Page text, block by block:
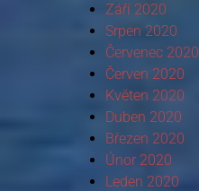
Září 2020
Srpen 2020
Červenec 2020
Červen 2020
Květen 2020
Duben 2020
Březen 2020
Únor 2020
Leden 2020